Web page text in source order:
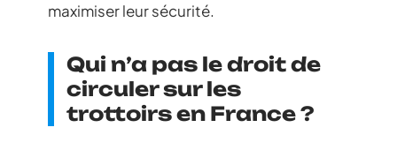
maximiser leur sécurité.
Qui n’a pas le droit de
circuler sur les
trottoirs en France ?